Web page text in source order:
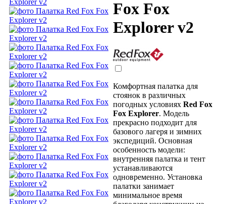
Fox Fox
Explorer v2
Комфортная палатка для
стоянок в различных
погодных условиях Red Fox
Fox Explorer. Модель
прекрасно подходит для
базового лагеря и зимних
экспедиций. Основная
особенность модели:
внутренняя палатка и тент
устанавливаются
одновременно. Установка
палатки занимает
минимальное время